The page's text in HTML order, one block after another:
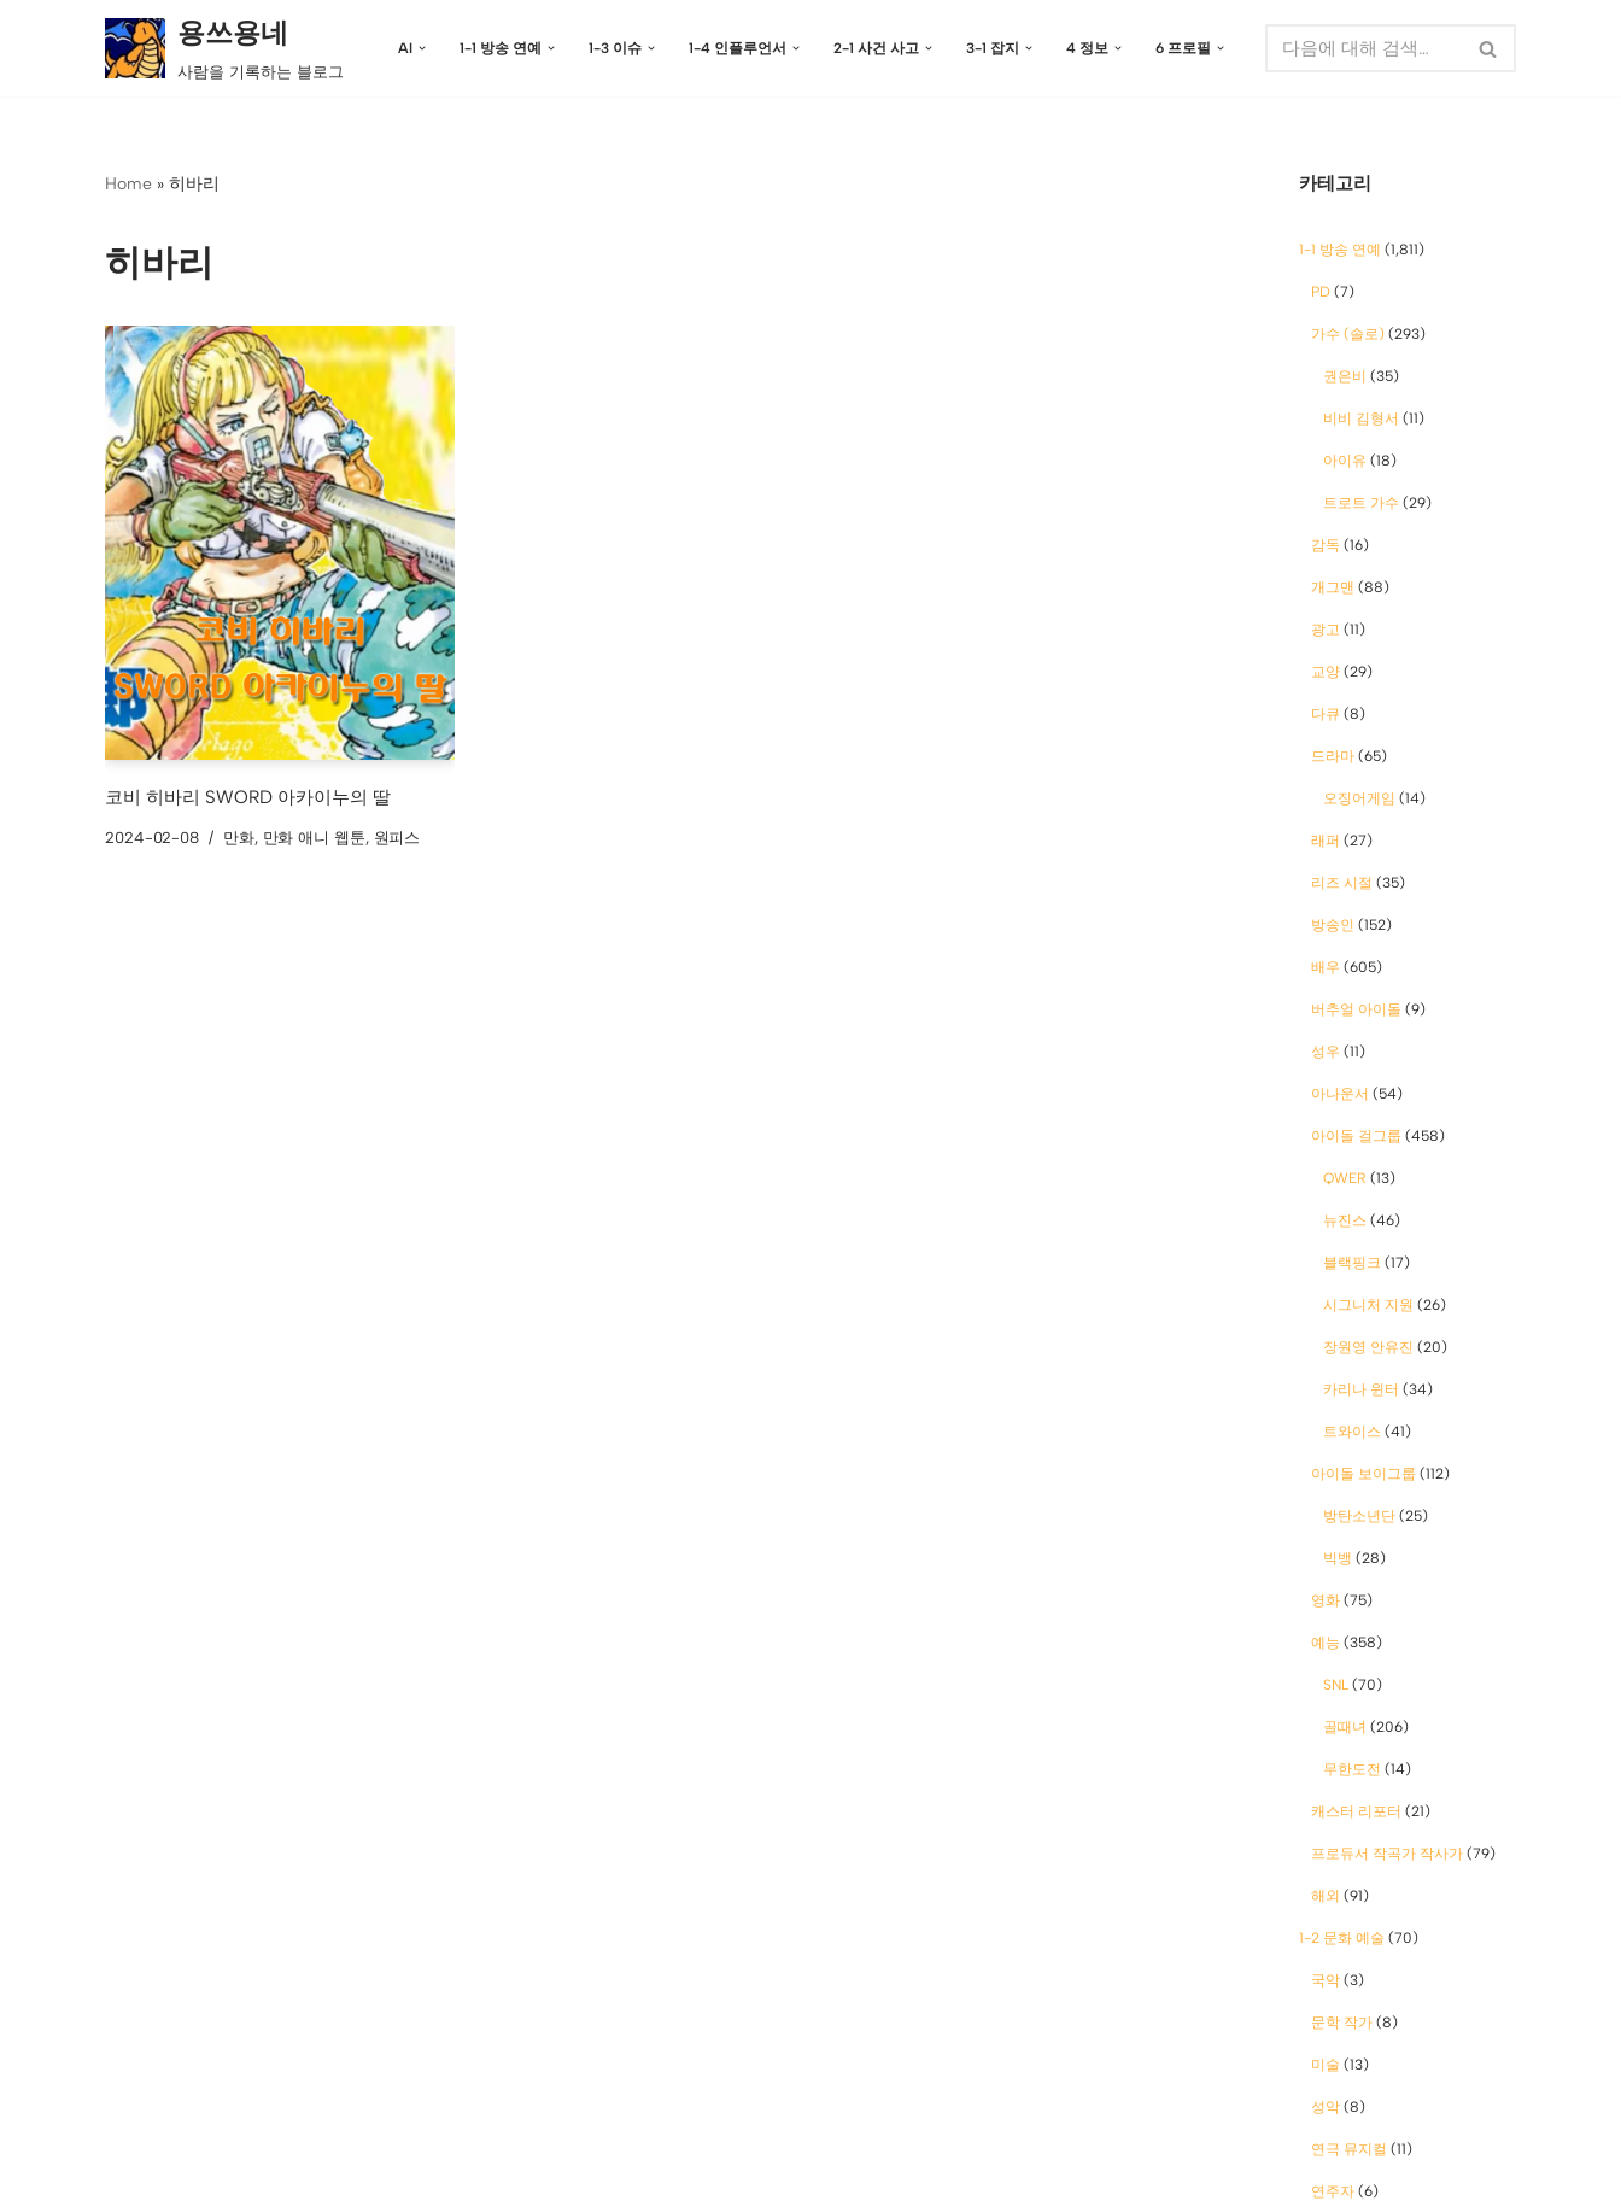
용쓰용네
사람을 기록하는 블로그
AI 1-1 방송 연예 1-3 이슈 1-4 인플루언서 2-1 사건 사고 3-1 잡지 4 정보 6 프로필
Home » 히바리
히바리
코비 히바리 SWORD 아카이누의 딸
2024-02-08 만화, 만화 애니 웹툰, 원피스
카테고리
1-1 방송 연예 (1,811)
PD (7)
가수 (솔로) (293)
권은비 (35)
비비 김형서 (11)
아이유 (18)
트로트 가수 (29)
감독 (16)
개그맨 (88)
광고 (11)
교양 (29)
다큐 (8)
드라마 (65)
오징어게임 (14)
래퍼 (27)
리즈 시절 (35)
방송인 (152)
배우 (605)
버추얼 아이돌 (9)
성우 (11)
아나운서 (54)
아이돌 걸그룹 (458)
QWER (13)
뉴진스 (46)
블랙핑크 (17)
시그니처 지원 (26)
장원영 안유진 (20)
카리나 윈터 (34)
트와이스 (41)
아이돌 보이그룹 (112)
방탄소년단 (25)
빅뱅 (28)
영화 (75)
예능 (358)
SNL (70)
골때녀 (206)
무한도전 (14)
캐스터 리포터 (21)
프로듀서 작곡가 작사가 (79)
해외 (91)
1-2 문화 예술 (70)
국악 (3)
문학 작가 (8)
미술 (13)
성악 (8)
연극 뮤지컬 (11)
연주자 (6)